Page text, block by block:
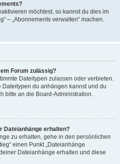
möchtest, so kannst du dies im
– „Abonnements verwalten“ machen.
Forum zulässig?
Dateitypen zulassen oder verbieten.
Dateitypen du anhängen kannst und du
bitte an die Board-Administration.
Dateianhänge erhalten?
zu erhalten, gehe in den persönlichen
einen Punkt „Dateianhänge
Dateianhänge erhalten und diese